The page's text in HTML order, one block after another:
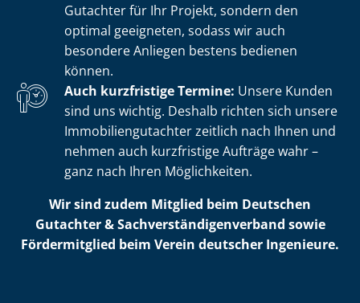
Gutachter für Ihr Projekt, sondern den
optimal geeigneten, sodass wir auch
besondere Anliegen bestens bedienen
können.
Auch kurzfristige Termine: Unsere Kunden
sind uns wichtig. Deshalb richten sich unsere
Im­mo­bi­li­en­gut­ach­ter zeitlich nach Ihnen und
nehmen auch kurzfristige Aufträge wahr –
ganz nach Ihren Möglichkeiten.
Wir sind zudem Mitglied beim Deutschen
Gutachter & Sach­ver­stän­di­gen­ver­band sowie
Fördermitglied beim Verein deutscher Ingenieure.